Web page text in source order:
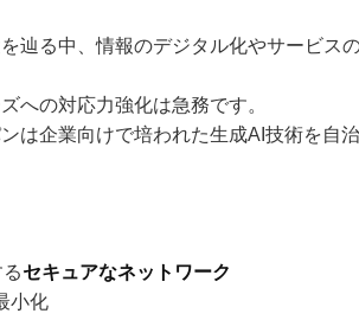
辿る中、情報のデジタル化やサービス
への対応力強化は急務です。
は企業向けで培われた生成AI技術を自
セキュアなネットワーク
小化